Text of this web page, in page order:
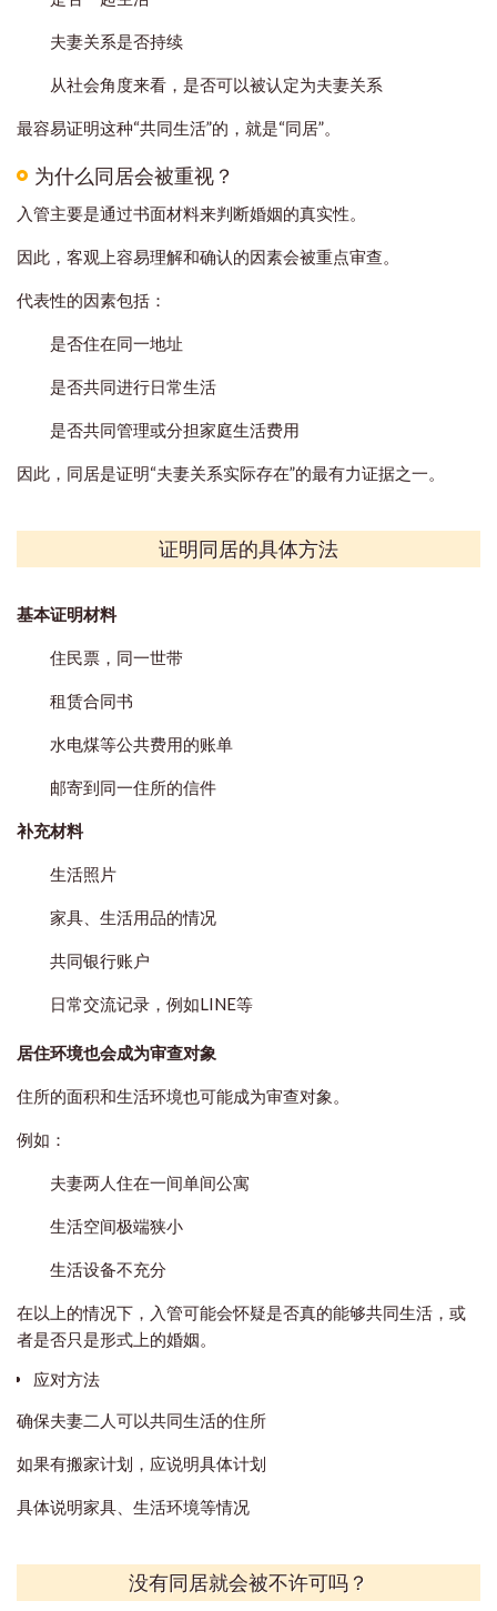
夫妻关系是否持续
从社会角度来看，是否可以被认定为夫妻关系
最容易证明这种“共同生活”的，就是“同居”。
为什么同居会被重视？
入管主要是通过书面材料来判断婚姻的真实性。
因此，客观上容易理解和确认的因素会被重点审查。
代表性的因素包括：
是否住在同一地址
是否共同进行日常生活
是否共同管理或分担家庭生活费用
因此，同居是证明“夫妻关系实际存在”的最有力证据之一。
证明同居的具体方法
基本证明材料
住民票，同一世带
租赁合同书
水电煤等公共费用的账单
邮寄到同一住所的信件
补充材料
生活照片
家具、生活用品的情况
共同银行账户
日常交流记录，例如LINE等
居住环境也会成为审查对象
住所的面积和生活环境也可能成为审查对象。
例如：
夫妻两人住在一间单间公寓
生活空间极端狭小
生活设备不充分
在以上的情况下，入管可能会怀疑是否真的能够共同生活，或
者是否只是形式上的婚姻。
应对方法
确保夫妻二人可以共同生活的住所
如果有搬家计划，应说明具体计划
具体说明家具、生活环境等情况
没有同居就会被不许可吗？